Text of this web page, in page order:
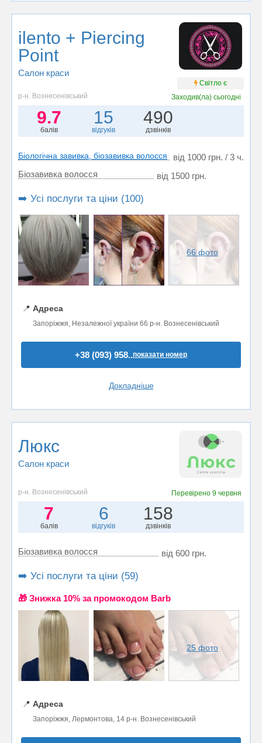
ilento + Piercing
Point
Салон краси
Світло є
р-н. Вознесенівський
Заходив(ла)сьогодні
9.7
балів
15
відгуків
490
дзвінків
Біологічна завивка, біозавивка волосся
від 1000 грн. / 3 ч.
Біозавивка волосся
від 1500 грн.
➡️ Усі послуги та ціни (100)
66 фото
📍 Адреса
Запоріжжя, Незалежної україни 66 р-н. Вознесенівський
+38 (093) 958..показати номер
Докладніше
Люкс
Салон краси
р-н. Вознесенівський Перевірено 9 червня
7
балів
6
відгуків
158
дзвінків
Біозавивка волосся від 600 грн.
➡️ Усі послуги та ціни (59)
🎁 Знижка 10% за промокодом Barb
25 фото
📍 Адреса
Запоріжжя, Лермонтова, 14 р-н. Вознесенівський